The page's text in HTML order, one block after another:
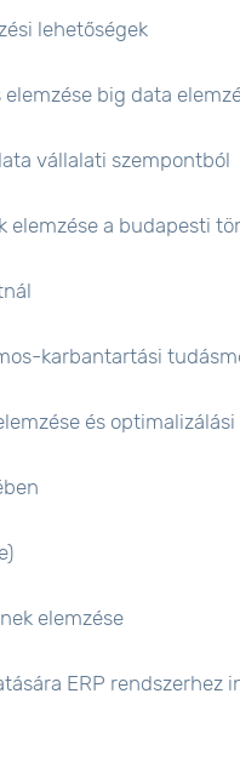
lehetőségek
big data
vállalati szempontból
a budapesti
karbantartási
és
elemzése
ERP rendszerhez